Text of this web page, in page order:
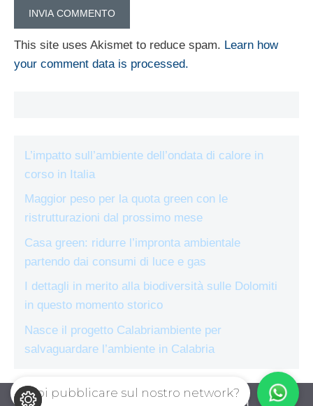
This site uses Akismet to reduce spam. Learn how
your comment data is processed.
L’impatto sull’ambiente dell’ondata di calore in
corso in Italia
Maggior peso per la quota green con le
ristrutturazioni dal prossimo mese
Casa green: ridurre l’impronta ambientale
partendo dai consumi di luce e gas
I dettagli in merito alla biodiversità sulle Dolomiti
in questo momento storico
Nasce il progetto Calabriambiente per
salvaguardare l’ambiente in Calabria
Vuoi pubblicare sul nostro network?